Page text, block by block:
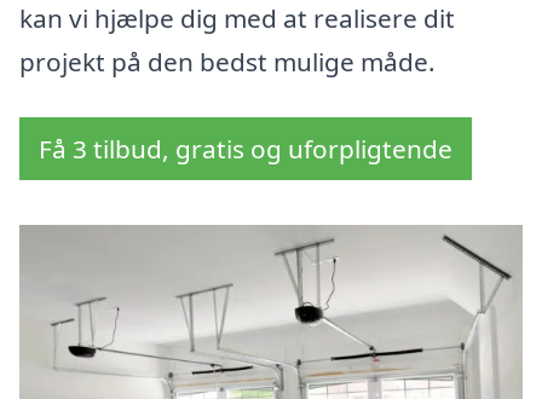
kan vi hjælpe dig med at realisere dit
projekt på den bedst mulige måde.
Få 3 tilbud, gratis og uforpligtende